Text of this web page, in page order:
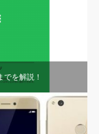
を解説！